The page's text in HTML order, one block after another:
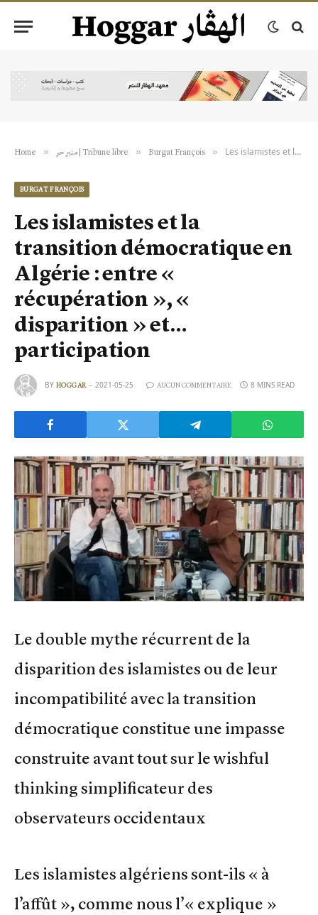
Home » منبر حر | Tribune libre » Burgat François » Les islamistes et la transition démocratique en Algérie : entre « récupération », « disparition » et… participation
BURGAT FRANÇOIS
Les islamistes et la
transition démocratique en
Algérie : entre «
récupération », «
disparition » et…
participation
BY HOGGAR 2021-05-25 AUCUN COMMENTAIRE 8 MINS READ
Le double mythe récurrent de la
disparition des islamistes ou de leur
incompatibilité avec la transition
démocratique constitue une impasse
construite avant tout sur le wishful
thinking simplificateur des
observateurs occidentaux
Les islamistes algériens sont-ils « à
l’affût », comme nous l’« explique »